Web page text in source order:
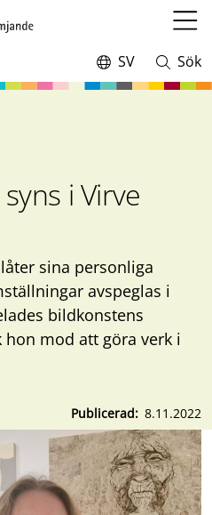
Switch
language,
SV
Öppna
och
Sök
i Virve
sina personliga
avspeglas i
bildkonstens
mod att göra verk i
Publicerad 8.11.2022